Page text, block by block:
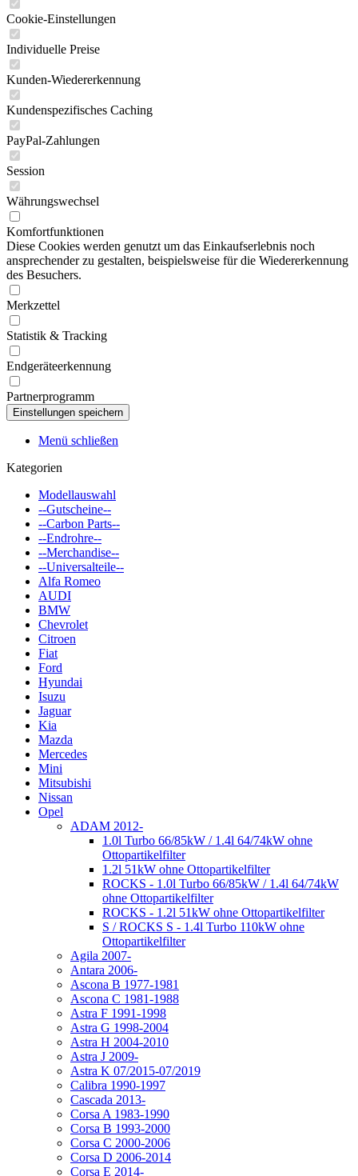
Cookie-Einstellungen
Individuelle Preise
Kunden-Wiedererkennung
Kundenspezifisches Caching
PayPal-Zahlungen
Session
Währungswechsel
Komfortfunktionen
Diese Cookies werden genutzt um das Einkaufserlebnis noch
ansprechender zu gestalten, beispielsweise für die Wiedererkennung
des Besuchers.
Merkzettel
Statistik & Tracking
Endgeräteerkennung
Partnerprogramm
Menü schließen
Kategorien
Modellauswahl
--Gutscheine--
--Carbon Parts--
--Endrohre--
--Merchandise--
--Universalteile--
Alfa Romeo
AUDI
BMW
Chevrolet
Citroen
Fiat
Ford
Hyundai
Isuzu
Jaguar
Kia
Mazda
Mercedes
Mini
Mitsubishi
Nissan
Opel
ADAM 2012-
1.0l Turbo 66/85kW / 1.4l 64/74kW ohne
Ottopartikelfilter
1.2l 51kW ohne Ottopartikelfilter
ROCKS - 1.0l Turbo 66/85kW / 1.4l 64/74kW
ohne Ottopartikelfilter
ROCKS - 1.2l 51kW ohne Ottopartikelfilter
S / ROCKS S - 1.4l Turbo 110kW ohne
Ottopartikelfilter
Agila 2007-
Antara 2006-
Ascona B 1977-1981
Ascona C 1981-1988
Astra F 1991-1998
Astra G 1998-2004
Astra H 2004-2010
Astra J 2009-
Astra K 07/2015-07/2019
Calibra 1990-1997
Cascada 2013-
Corsa A 1983-1990
Corsa B 1993-2000
Corsa C 2000-2006
Corsa D 2006-2014
Corsa E 2014-